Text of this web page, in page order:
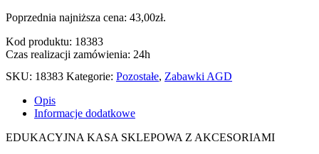
Poprzednia najniższa cena: 43,00zł.
Kod produktu: 18383
Czas realizacji zamówienia: 24h
SKU: 18383 Kategorie: Pozostałe, Zabawki AGD
Opis
Informacje dodatkowe
EDUKACYJNA KASA SKLEPOWA Z AKCESORIAMI